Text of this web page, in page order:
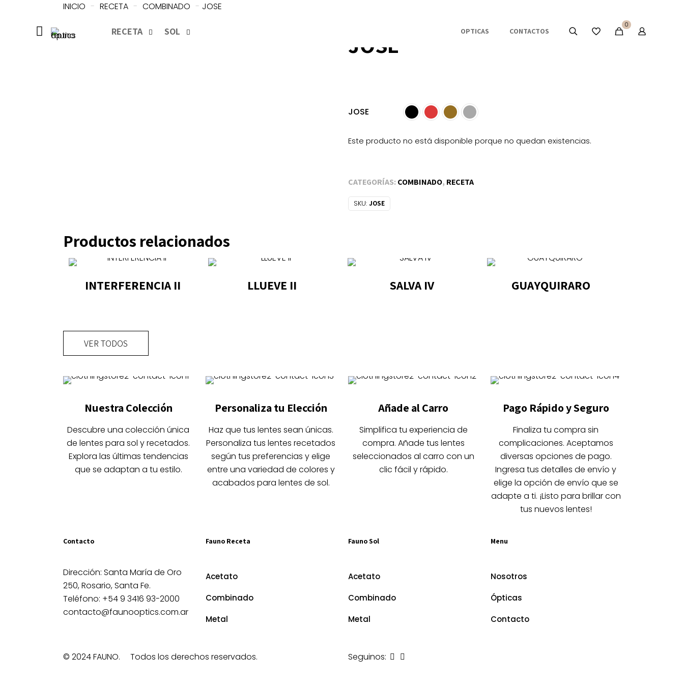
RECETA SOL OPTICAS CONTACTOS
0
INICIO - RECETA - COMBINADO - JOSE
JOSE
JOSE
Este producto no está disponible porque no quedan existencias.
CATEGORÍAS: COMBINADO, RECETA
SKU: JOSE
Productos relacionados
INTERFERENCIA II
tiene
variantes.
pueden
elegir
en
la
página
LLUEVE II
pueden
elegir
en
la
página
de
SALVA IV
pueden
elegir
en
la
página
de
GUAYQUIRARO
pueden
elegir
en
la
página
de
producto
VER TODOS
Nuestra Colección
Descubre una colección única
de lentes para sol y recetados.
Explora las últimas tendencias
que se adaptan a tu estilo.
Personaliza tu Elección
Haz que tus lentes sean únicas.
Personaliza tus lentes recetados
según tus preferencias y elige
entre una variedad de colores y
acabados para lentes de sol.
Añade al Carro
Simplifica tu experiencia de
compra. Añade tus lentes
seleccionados al carro con un
clic fácil y rápido.
Pago Rápido y Seguro
Finaliza tu compra sin
complicaciones. Aceptamos
diversas opciones de pago.
Ingresa tus detalles de envío y
elige la opción de envío que se
adapte a ti. ¡Listo para brillar con
tus nuevos lentes!
Contacto
Dirección: Santa María de Oro
250, Rosario, Santa Fe.
Teléfono: +54 9 3416 93-2000
contacto@faunooptics.com.ar
Fauno Receta
Acetato
Combinado
Metal
Fauno Sol
Acetato
Combinado
Metal
Menu
Nosotros
Ópticas
Contacto
© 2024 FAUNO. Todos los derechos reservados. Seguinos: